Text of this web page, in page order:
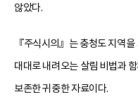
않았다.
『주식시의』는 충청도 지역
대대로 내려오는 살림 비법과
보존한 귀중한 자료이다.